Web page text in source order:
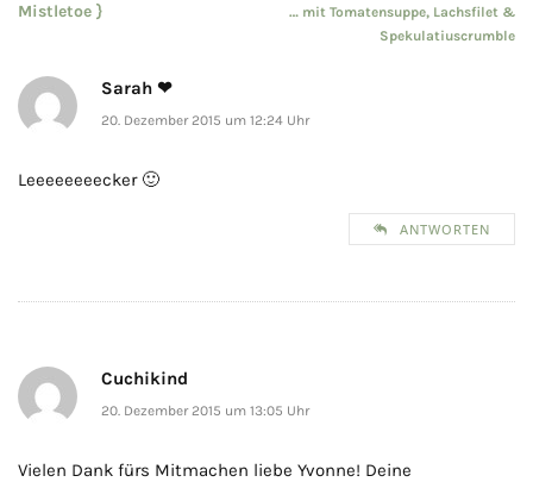
Mistletoe }
… mit Tomatensuppe, Lachsfilet &
Spekulatiuscrumble
Sarah ❤
20. Dezember 2015 um 12:24 Uhr
Leeeeeeeecker 🙂
ANTWORTEN
Cuchikind
20. Dezember 2015 um 13:05 Uhr
Vielen Dank fürs Mitmachen liebe Yvonne! Deine